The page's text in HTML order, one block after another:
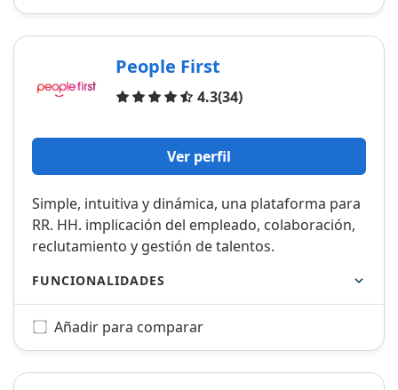
People First
4.3(34)
Opiniones
Ver perfil
Simple, intuitiva y dinámica, una plataforma para
RR. HH. implicación del empleado, colaboración,
reclutamiento y gestión de talentos.
FUNCIONALIDADES
Añadir para comparar